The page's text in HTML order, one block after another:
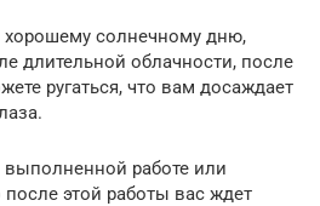
хорошему солнечному дню,
длительной облачности, после
ругаться, что вам досаждает
работе или
после этой работы вас ждет